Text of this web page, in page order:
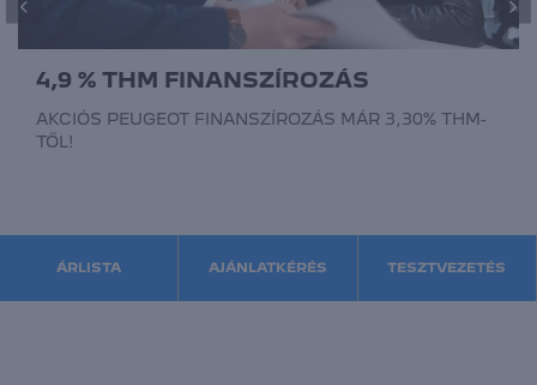
4,9 % THM FINANSZÍROZÁS
AKCIÓS PEUGEOT FINANSZÍROZÁS MÁR 3,30% THM-
TŐL!
ÁRLISTA AJÁNLATKÉRÉS TESZTVEZETÉS